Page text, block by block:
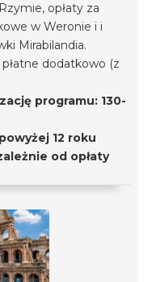
opłaty za
w Weronie i i
Mirabilandia.
dodatkowo (z
programu: 130-
12 roku
od opłaty